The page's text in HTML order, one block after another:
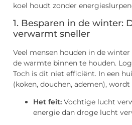
koel houdt zonder
1. Besparen in de winter:
verwarmt sneller
Veel mensen houden in de
de warmte binnen te houden.
Toch is dit niet efficiënt. In een
(koken, douchen, ademen),
Het feit: Vochtige lucht
energie dan droge lucht